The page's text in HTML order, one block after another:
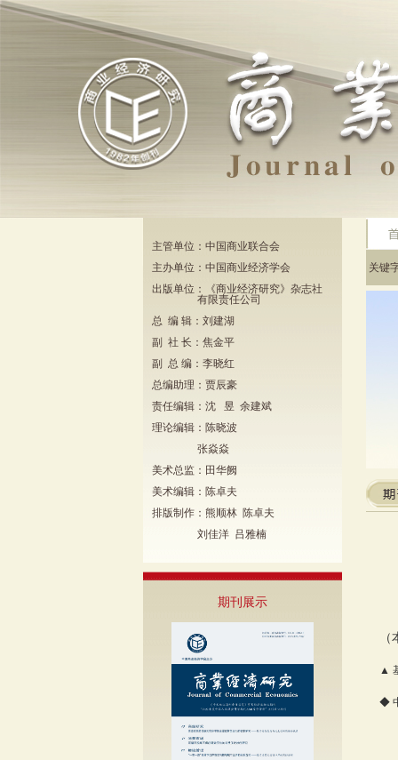
主管单位：中国商业联合会
主办单位：中国商业经济学会
出版单位：《商业经济研究》杂志社
有限责任公司
总 编 辑：刘建湖
副 社 长：焦金平
副 总 编：李晓红
总编助理：贾辰豪
责任编辑：沈 昱 余建斌
理论编辑：陈晓波
张焱焱
美术总监：田华阙
美术编辑：陈卓夫
排版制作：熊顺林 陈卓夫
刘佳洋 吕雅楠
期刊展示
关键
▲
◆